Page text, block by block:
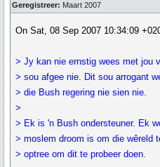
Geregistreer: Maart 2007
On Sat, 08 Sep 2007 10:34:09
> Jy kan nie ernstig wees met jou
> sou afgee nie. Dit sou arrogant
> die Bush regering nie sien nie.
>
> Ek is 'n Bush ondersteuner. Ek
> moslem droom is om die wêreld
> optree om dit te probeer doen.